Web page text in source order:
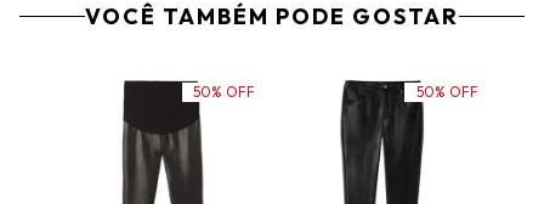
VOCÊ TAMBÉM PODE GOSTAR
50% OFF 50% OFF